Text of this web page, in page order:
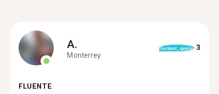
A.
Monterrey
format_quote 3
FLUENTE